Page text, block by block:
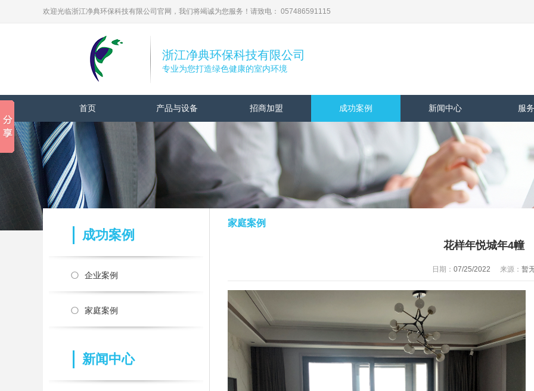
欢迎光临浙江净典环保科技有限公司官网，我们将竭诚为您服务！请致电： 057486591115
浙江净典环保科技有限公司
专业为您打造绿色健康的室内环境
首页 产品与设备 招商加盟 成功案例 新闻中心 服
成功案例
企业案例
家庭案例
新闻中心
家庭案例
花样年悦城年4幢
日期： 07/25/2022 来源： 暂